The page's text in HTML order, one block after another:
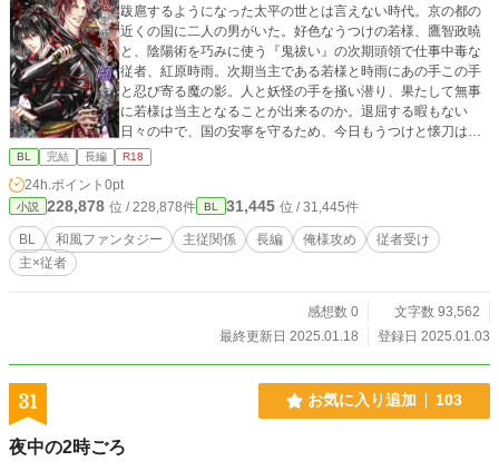
跋扈するようになった太平の世とは言えない時代。京の都の
近くの国に二人の男がいた。好色なうつけの若様、鷹智政暁
と、陰陽術を巧みに使う『鬼祓い』の次期頭領で仕事中毒な
従者、紅原時雨。次期当主である若様と時雨にあの手この手
と忍び寄る魔の影。人と妖怪の手を掻い潜り、果たして無事
に若様は当主となることが出来るのか。退屈する暇もない
日々の中で、国の安寧を守るため、今日もうつけと懐刀は宵
闇を駆けていく。 2018年にエブリスタにて連載していたもの
です。 表紙 芳乃カオル様 改稿&書き下ろし短編・挿絵収
録 自費出版 kindle版 https://amzn.asia/d/0sdqaqM 改稿
&書き下ろし短編・挿絵収録 紙本版 A5 158P https://yuend
ou.booth.pm/items/5163069?s=09
BL 完結 長編 R18
24h.ポイント 0pt
小説 228,878 位 / 228,878件 BL 31,445 位 / 31,445件
BL 和風ファンタジー 主従関係 長編 俺様攻め
従者受け
主×従者
感想数 0
文字数 93,562
最終更新日 2025.01.18
登録日 2025.01.03
31 お気に入り追加 103
夜中の2時ごろ